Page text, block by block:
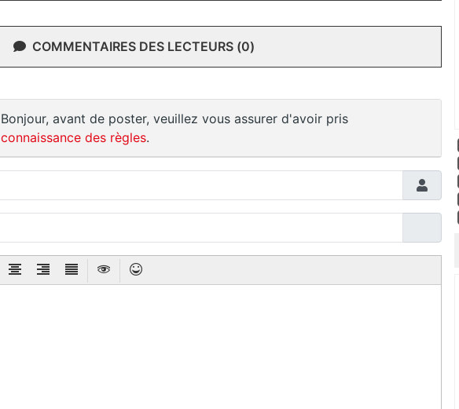
COMMENTAIRES DES LECTEURS (0)
Bonjour, avant de poster, veuillez vous assurer d'avoir pris
connaissance des règles.